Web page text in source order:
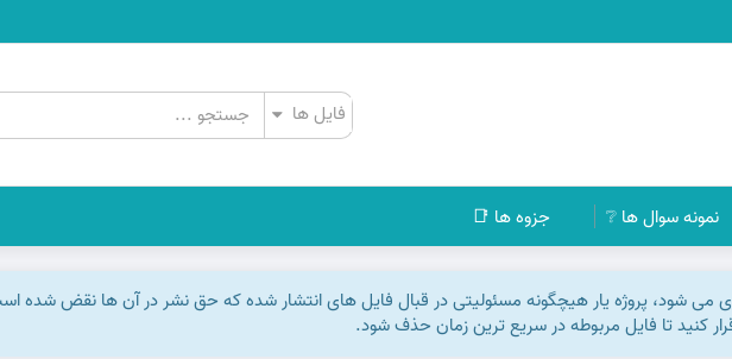
نمونه سوال ها ❔ جزوه ها 📑
می شود، پروژه یار هیچگونه مسئولیتی در قبال فایل های انتشار شده که حق نشر در آن ها نقض شده
کنید تا فایل مربوطه در سریع ترین زمان حذف شود.